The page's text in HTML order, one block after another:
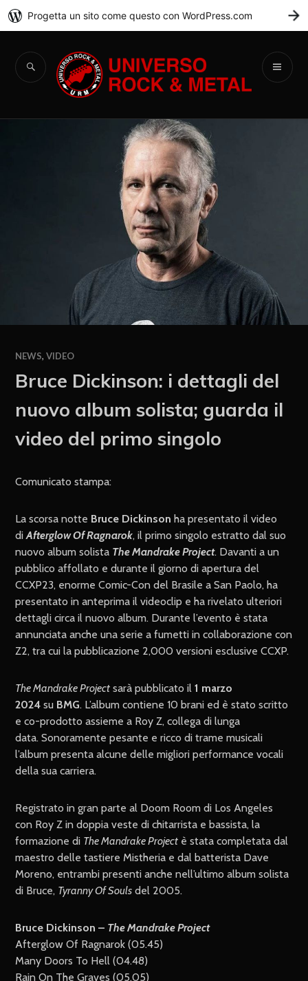
Universo Rock &
Metal
NEWS,VIDEO
Bruce Dickinson: i dettagli del
nuovo album solista; guarda il
video del primo singolo
Comunicato stampa:
La scorsa notte Bruce Dickinson ha presentato il video
diAfterglow Of Ragnarok, il primo singolo estratto dal suo
nuovo album solista The Mandrake Project. Davanti a un
pubblico affollato e durante il giorno di apertura del
CCXP23, enorme Comic-Con del Brasile a San Paolo, ha
presentato in anteprima il videoclip e ha rivelato ulteriori
dettagli circa il nuovo album. Durante l’evento è stata
annunciata anche una serie a fumetti in collaborazione con
Z2, tra cui la pubblicazione 2,000 versioni esclusive CCXP.
The Mandrake Project sarà pubblicato il1 marzo
2024 su BMG. L’album contiene 10 brani ed è stato scritto
e co-prodotto assieme a Roy Z, collega di lunga
data. Sonoramente pesante e ricco di trame musicali
l’album presenta alcune delle migliori performance vocali
della sua carriera.
Registrato in gran parte al Doom Room di Los Angeles
con Roy Z in doppia veste di chitarrista e bassista, la
formazione di The Mandrake Project è stata completata dal
maestro delle tastiere Mistheria e dal batterista Dave
Moreno, entrambi presenti anche nell’ultimo album solista
di Bruce, Tyranny Of Souls del 2005.
Bruce Dickinson – The Mandrake Project
Afterglow Of Ragnarok (05.45)
Many Doors To Hell (04.48)
Rain On The Graves (05.05)
Progetta un sito come questo con WordPress.com